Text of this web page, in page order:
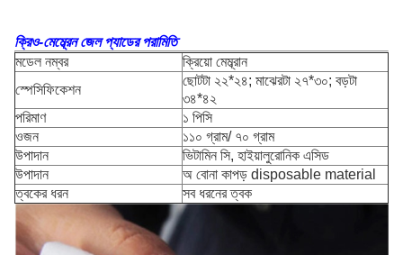
ক্রিও-মেম্ব্রেন জেল প্যাডের পরামিতি
মডেল নম্বর
ক্রিয়ো মেম্ব্রান
স্পেসিফিকেশন
ছোটটা ২২*২৪; মাঝেরটা ২৭*৩০; বড়টা
৩৪*৪২
পরিমাণ
১ পিসি
ওজন
১১০ গ্রাম/ ৭০ গ্রাম
উপাদান
ভিটামিন সি, হাইয়ালুরোনিক এসিড
উপাদান
অ বোনা কাপড় disposable material
ত্বকের ধরন
সব ধরনের ত্বক